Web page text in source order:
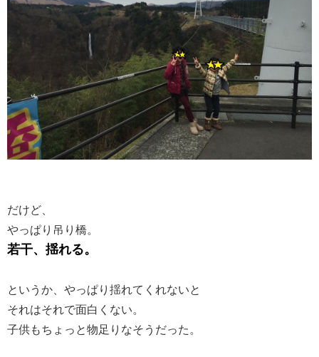
だけど、
やっぱり吊り橋。
若干、揺れる。
というか、やっぱり揺れてくれないと
それはそれで面白くない。
子供もちょっと物足りなそうだった。